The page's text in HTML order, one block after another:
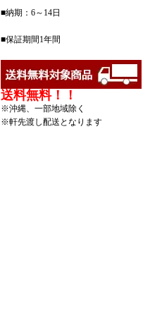
■納期：6～14日
■保証期間1年間
送料無料！！
※沖縄、一部地域除く
※軒先渡し配送となります